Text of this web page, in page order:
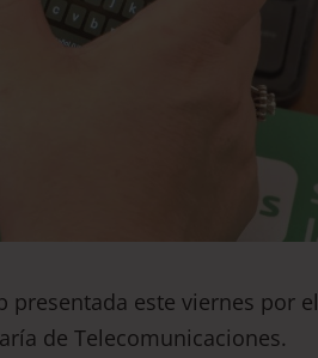
presentada este viernes por el
de Telecomunicaciones.